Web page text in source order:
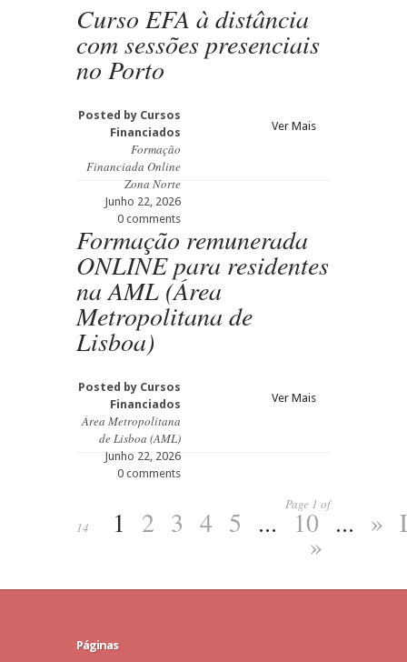
Curso EFA à distância
com sessões presenciais
no Porto
Posted by Cursos
Financiados
Formação
Financiada Online
Zona Norte
Junho 22, 2026
0 comments
Ver Mais
Formação remunerada
ONLINE para residentes
na AML (Área
Metropolitana de
Lisboa)
Posted by Cursos
Financiados
Área Metropolitana
de Lisboa (AML)
Junho 22, 2026
0 comments
Ver Mais
Page 1 of
14
1 2 3 4 5 ... 10 ... »
»
Páginas